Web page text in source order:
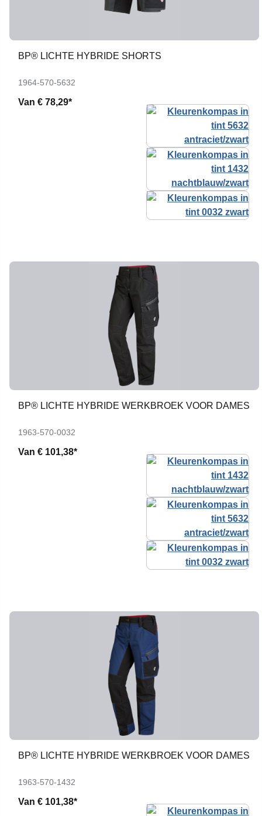
BP® LICHTE HYBRIDE SHORTS
1964-570-5632
Van € 78,29*
BP® LICHTE HYBRIDE WERKBROEK VOOR DAMES
1963-570-0032
Van € 101,38*
BP® LICHTE HYBRIDE WERKBROEK VOOR DAMES
1963-570-1432
Van € 101,38*